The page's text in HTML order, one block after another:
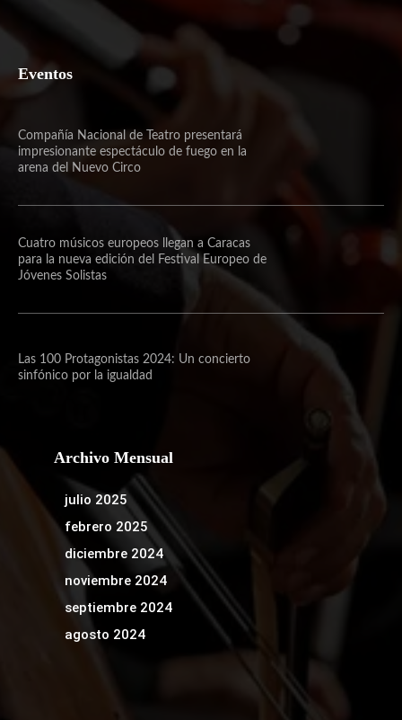
Eventos
Compañía Nacional de Teatro presentará
impresionante espectáculo de fuego en la
arena del Nuevo Circo
Cuatro músicos europeos llegan a Caracas
para la nueva edición del Festival Europeo de
Jóvenes Solistas
Las 100 Protagonistas 2024: Un concierto
sinfónico por la igualdad
Archivo Mensual
julio 2025
febrero 2025
diciembre 2024
noviembre 2024
septiembre 2024
agosto 2024